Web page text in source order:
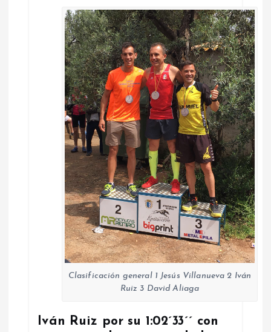
Clasificación general 1 Jesús Villanueva 2 Iván
Ruiz 3 David Aliaga
Iván Ruiz por su 1:02´33´´ con